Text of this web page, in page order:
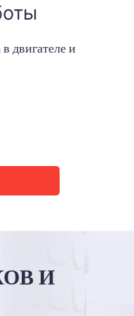
двигателе и
И